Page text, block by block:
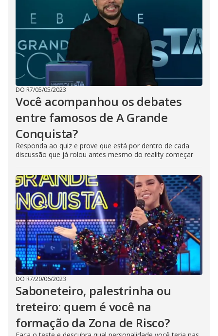
DO R7/05/05/2023
Você acompanhou os debates
entre famosos de A Grande
Conquista?
Responda ao quiz e prove que está por dentro de cada
discussão que já rolou antes mesmo do reality começar
DO R7/20/06/2023
Saboneteiro, palestrinha ou
treteiro: quem é você na
formação da Zona de Risco?